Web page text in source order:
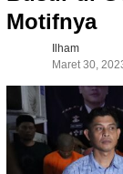
Motifnya
Ilham
Maret 30,